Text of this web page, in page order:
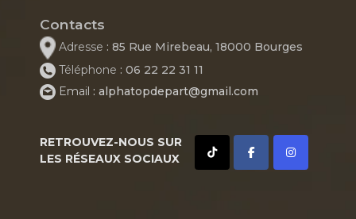
Contacts
Adresse : 85 Rue Mirebeau, 18000 Bourges
Téléphone : 06 22 22 31 11
Email : alphatopdepart@gmail.com
RETROUVEZ-NOUS SUR
LES RÉSEAUX SOCIAUX